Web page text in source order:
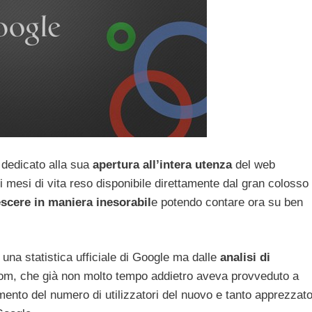
alla sua apertura all’intera utenzadel web
di vita reso disponibile direttamente dal gran colosso
in maniera inesorabile potendo contare ora su ben
statistica ufficiale di Google ma dalle analisi di
che già non molto tempo addietro aveva provveduto a
del numero di utilizzatori del nuovo e tanto apprezzato